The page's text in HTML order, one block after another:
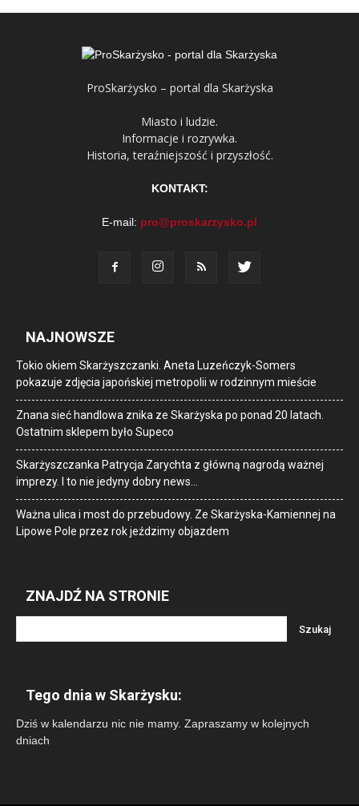
ProSkarżysko – portal dla Skarżyska
Miasto i ludzie.
Informacje i rozrywka.
Historia, teraźniejszość i przyszłość.
KONTAKT:
E-mail: pro@proskarzysko.pl
NAJNOWSZE
Tokio okiem Skarżyszczanki. Aneta Luzeńczyk-Somers
pokazuje zdjęcia japońskiej metropolii w rodzinnym mieście
Znana sieć handlowa znika ze Skarżyska po ponad 20 latach.
Ostatnim sklepem było Supeco
Skarżyszczanka Patrycja Zarychta z główną nagrodą ważnej
imprezy. I to nie jedyny dobry news…
Ważna ulica i most do przebudowy. Ze Skarżyska-Kamiennej na
Lipowe Pole przez rok jeździmy objazdem
ZNAJDŹ NA STRONIE
Tego dnia w Skarżysku:
Dziś w kalendarzu nic nie mamy. Zapraszamy w kolejnych
dniach